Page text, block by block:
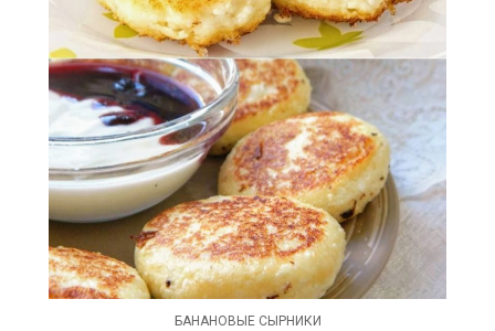
БАНАНОВЫЕ СЫРНИКИ